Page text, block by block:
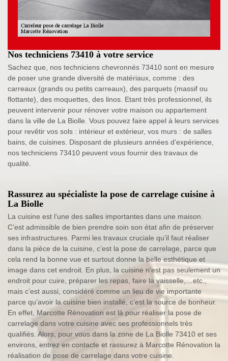
Nos techniciens 73410 à votre service
Sachez que, nos techniciens chevronnés 73410 sont en mesure
de poser une grande diversité de matériaux, comme : des
carreaux (grands ou petits carreaux), des parquets (massif ou
flottante), des moquettes, des linos. Etant très professionnel, ils
peuvent intervenir pour rénover votre maison ou appartement
dans la ville de La Biolle. Vous pouvez faire appel à leurs services
pour revêtir vos sols : intérieur et extérieur, vos murs : de salles
bains, de cuisines. Disposant de plusieurs années d’expérience,
nos techniciens 73410 peuvent vous fournir des travaux de
qualité.
Rassurez au spécialiste la pose de carrelage cuisine à
La Biolle
La cuisine est l’une des salles importantes dans une maison.
C’est admissible de bien prendre soin son état afin de préserver
ses infrastructures. Parmi les travaux cruciale qu’il faut réaliser
dans la pièce de la cuisine, c’est la pose de carrelage, parce que
cela rend la bonne vue et surtout donne la belle esthétique et
image dans cet endroit. En plus, la cuisine n’est pas seulement un
endroit pour cuire, préparer les repas, faire la vaisselle,…etc.,
mais c’est aussi, considéré comme un lieu de vie importante
parce qu’avoir la cuisine bien installé, c’est la source de bonheur.
En effet, Marcotte Rénovation est là pour réaliser la pose de
carrelage dans votre cuisine avec ses professionnels très
qualifiés. Alors, pour vous dans la zone de La Biolle 73410 et ses
environs, entrez en contacte et rassurez à Marcotte Rénovation la
réalisation de pose de carrelage dans votre cuisine.